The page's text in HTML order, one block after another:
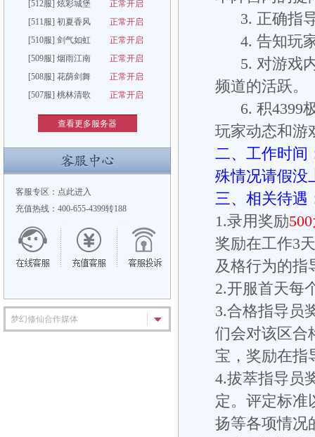
[512服] 炫彩城堡
正常开启
[511服] 初夏香风
正常开启
[510服] 剑气如虹
正常开启
[509服] 烟雨江南
正常开启
[508服] 花荫剑舞
正常开启
[507服] 桃林清歌
正常开启
查看更多服务器
客服专区： 点此进入
充值热线：400-655-4399转188
梦幻修仙合作媒体
3. 正确指导
4. 告知玩家
5. 对游戏内
频道的活跃。
6. 积4399极
玩家动态和游
二、工作时间
殊情况请假没
三、相关待遇
1.录用奖励
奖励在工作3
及格行为的指
2.开服首天每
3.合格指导员
们会对该区合
宝，奖励在指
4.拔萃指导员
定。评定标准
扬等各项情况